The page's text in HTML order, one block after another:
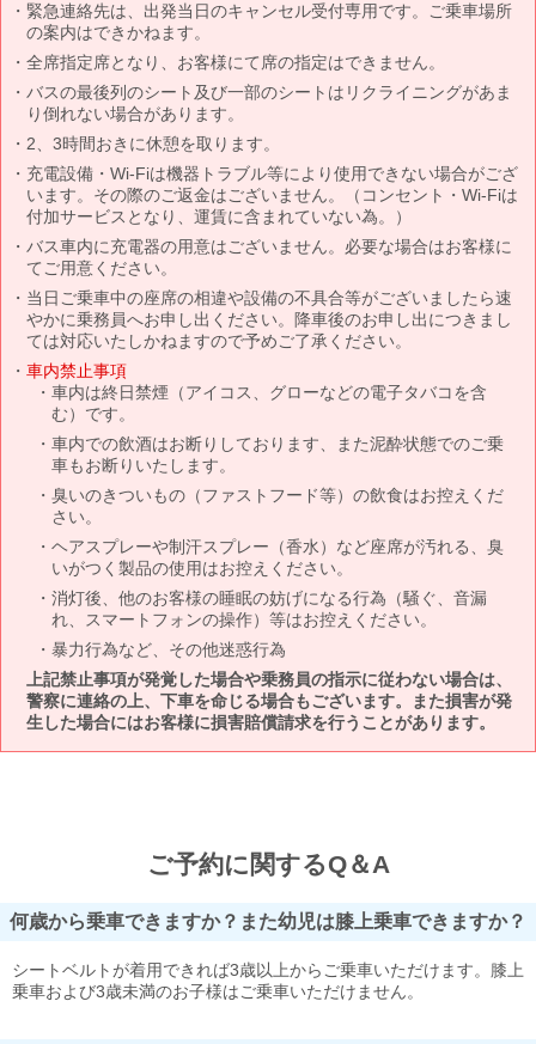
緊急連絡先は、出発当日のキャンセル受付専用です。ご乗車場所
の案内はできかねます。
全席指定席となり、お客様にて席の指定はできません。
バスの最後列のシート及び一部のシートはリクライニングがあま
り倒れない場合があります。
2、3時間おきに休憩を取ります。
充電設備・Wi-Fiは機器トラブル等により使用できない場合がござ
います。その際のご返金はございません。（コンセント・Wi-Fiは
付加サービスとなり、運賃に含まれていない為。）
バス車内に充電器の用意はございません。必要な場合はお客様に
てご用意ください。
当日ご乗車中の座席の相違や設備の不具合等がございましたら速
やかに乗務員へお申し出ください。降車後のお申し出につきまし
ては対応いたしかねますので予めご了承ください。
車内禁止事項
車内は終日禁煙（アイコス、グローなどの電子タバコを含
む）です。
車内での飲酒はお断りしております、また泥酔状態でのご乗
車もお断りいたします。
臭いのきついもの（ファストフード等）の飲食はお控えくだ
さい。
ヘアスプレーや制汗スプレー（香水）など座席が汚れる、臭
いがつく製品の使用はお控えください。
消灯後、他のお客様の睡眠の妨げになる行為（騒ぐ、音漏
れ、スマートフォンの操作）等はお控えください。
暴力行為など、その他迷惑行為
上記禁止事項が発覚した場合や乗務員の指示に従わない場合は、
警察に連絡の上、下車を命じる場合もございます。また損害が発
生した場合にはお客様に損害賠償請求を行うことがあります。
ご予約に関するQ＆A
何歳から乗車できますか？また幼児は膝上乗車できますか？
シートベルトが着用できれば3歳以上からご乗車いただけます。膝上
乗車および3歳未満のお子様はご乗車いただけません。